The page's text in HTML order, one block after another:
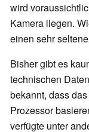
wird
Kamera liegen.
einen sehr
Bisher gibt es
technischen
bekannt, dass
Prozessor
verfügte unter